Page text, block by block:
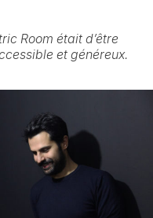
Room était d’être
et généreux.